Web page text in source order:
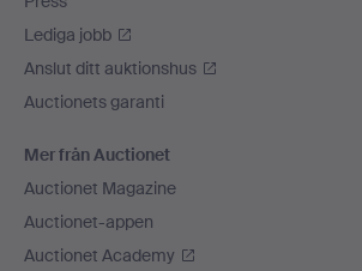
Lediga jobb
Anslut ditt auktionshus
Auctionets garanti
Mer från Auctionet
Auctionet Magazine
Auctionet-appen
Auctionet Academy